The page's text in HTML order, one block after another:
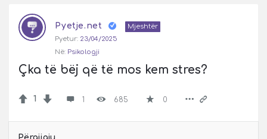
Pyetje
Latest
Pyetje.net
Mjeshtër
Pyetur: 23/04/2025
Në: Psikologji
Çka të bëj që të mos kem stres?
1 1 685 0